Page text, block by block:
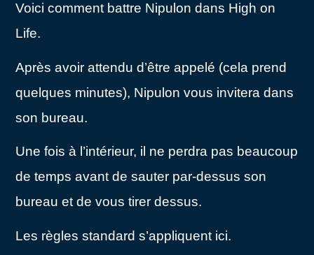
Voici comment battre Nipulon dans High on
Life.
Après avoir attendu d’être appelé (cela prend
quelques minutes), Nipulon vous invitera dans
son bureau.
Une fois à l’intérieur, il ne perdra pas beaucoup
de temps avant de sauter par-dessus son
bureau et de vous tirer dessus.
Les règles standard s’appliquent ici.